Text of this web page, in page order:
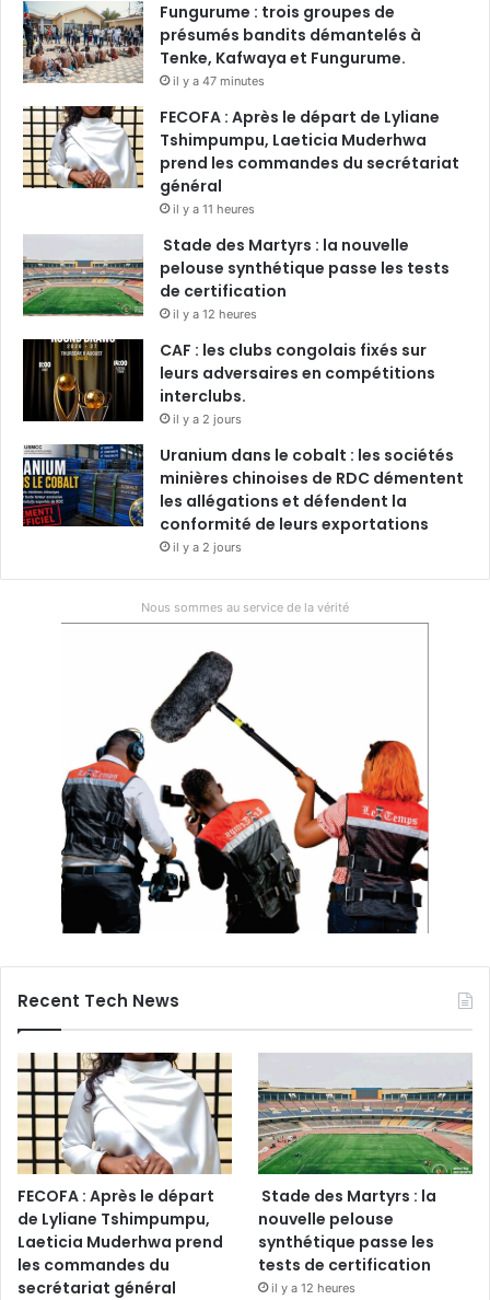
Fungurume : trois groupes de
présumés bandits démantelés à
Tenke, Kafwaya et Fungurume.
il y a 47 minutes
FECOFA : Après le départ de Lyliane
Tshimpumpu, Laeticia Muderhwa
prend les commandes du secrétariat
général
il y a 11 heures
Stade des Martyrs : la nouvelle
pelouse synthétique passe les tests
de certification
il y a 12 heures
CAF : les clubs congolais fixés sur
leurs adversaires en compétitions
interclubs.
il y a 2 jours
Uranium dans le cobalt : les sociétés
minières chinoises de RDC démentent
les allégations et défendent la
conformité de leurs exportations
il y a 2 jours
Nous sommes au service de la vérité
Recent Tech News
FECOFA : Après le départ
de Lyliane Tshimpumpu,
Laeticia Muderhwa prend
les commandes du
secrétariat général
Stade des Martyrs : la
nouvelle pelouse
synthétique passe les
tests de certification
il y a 12 heures